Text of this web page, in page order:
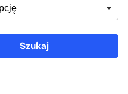
Szukaj